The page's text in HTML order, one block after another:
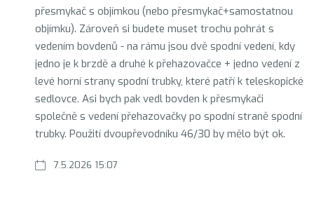
7.5.2026 15:07
přesmykač s objímkou (nebo přesmykač+samostatnou
objímku). Zároveň si budete muset trochu pohrát s
vedením bovdenů - na rámu jsou dvě spodní vedení, kdy
jedno je k brzdě a druhé k přehazovačce + jedno vedení z
levé horní strany spodní trubky, které patří k teleskopické
sedlovce. Asi bych pak vedl bovden k přesmykači
společně s vedení přehazovačky po spodní straně spodní
trubky. Použití dvoupřevodníku 46/30 by mělo být ok.